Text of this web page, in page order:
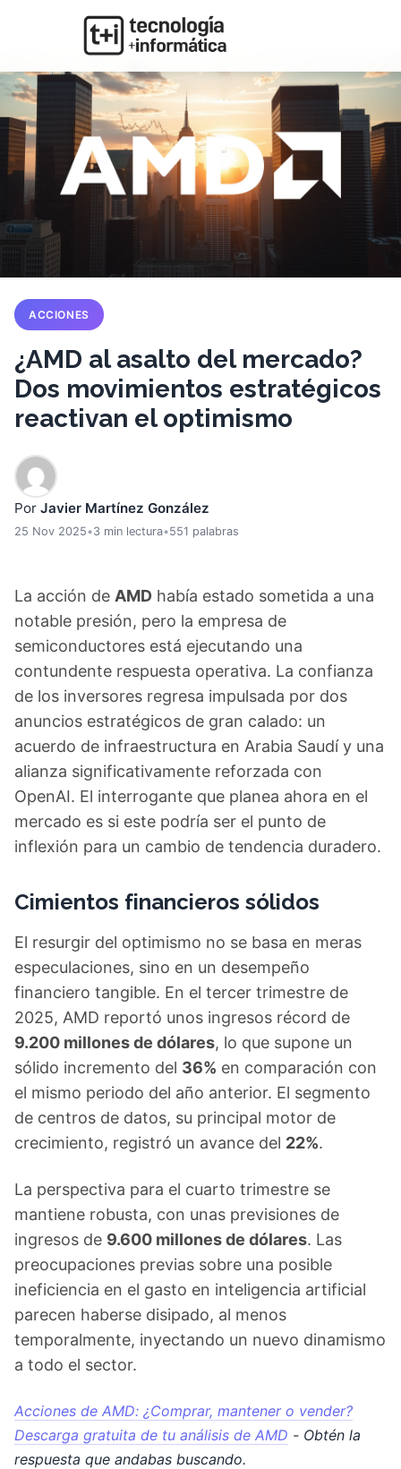
ACCIONES
¿AMD al asalto del mercado?
Dos movimientos estratégicos
reactivan el optimismo
Por Javier Martínez González
25 Nov 2025•3 min lectura•551 palabras
La acción de AMD había estado sometida a una
notable presión, pero la empresa de
semiconductores está ejecutando una
contundente respuesta operativa. La confianza
de los inversores regresa impulsada por dos
anuncios estratégicos de gran calado: un
acuerdo de infraestructura en Arabia Saudí y una
alianza significativamente reforzada con
OpenAI. El interrogante que planea ahora en el
mercado es si este podría ser el punto de
inflexión para un cambio de tendencia duradero.
Cimientos financieros sólidos
El resurgir del optimismo no se basa en meras
especulaciones, sino en un desempeño
financiero tangible. En el tercer trimestre de
2025, AMD reportó unos ingresos récord de
9.200 millones de dólares, lo que supone un
sólido incremento del 36% en comparación con
el mismo periodo del año anterior. El segmento
de centros de datos, su principal motor de
crecimiento, registró un avance del 22%.
La perspectiva para el cuarto trimestre se
mantiene robusta, con unas previsiones de
ingresos de 9.600 millones de dólares. Las
preocupaciones previas sobre una posible
ineficiencia en el gasto en inteligencia artificial
parecen haberse disipado, al menos
temporalmente, inyectando un nuevo dinamismo
a todo el sector.
Acciones de AMD: ¿Comprar, mantener o vender?
Descarga gratuita de tu análisis de AMD - Obtén la
respuesta que andabas buscando.